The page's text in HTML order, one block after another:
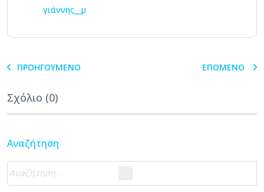
γιάννης__μ
ΠΡΟΗΓΟΎΜΕΝΟ ΕΠΌΜΕΝΟ
Σχόλιο (0)
Αναζήτηση